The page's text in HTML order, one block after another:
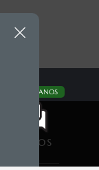
CONTÁCTANOS